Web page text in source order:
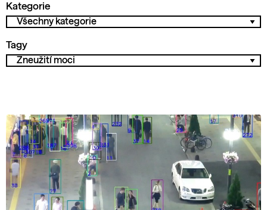
Kategorie
Tagy